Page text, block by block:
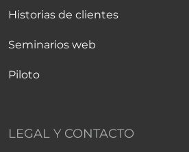
Historias de clientes
Seminarios web
Piloto
LEGAL Y CONTACTO